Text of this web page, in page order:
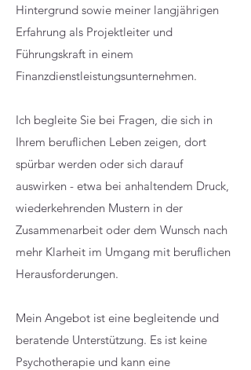
Hintergrund sowie meiner langjährigen
Erfahrung als Projektleiter und
Führungskraft in einem
Finanzdienstleistungsunternehmen.
Ich begleite Sie bei Fragen, die sich in
Ihrem beruflichen Leben zeigen, dort
spürbar werden oder sich darauf
auswirken - etwa bei anhaltendem Druck,
wiederkehrenden Mustern in der
Zusammenarbeit oder dem Wunsch nach
mehr Klarheit im Umgang mit beruflichen
Herausforderungen.
Mein Angebot ist eine begleitende und
beratende Unterstützung. Es ist keine
Psychotherapie und kann eine